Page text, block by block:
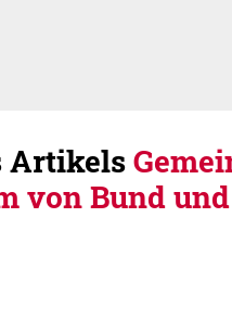
Artikels
von Bund